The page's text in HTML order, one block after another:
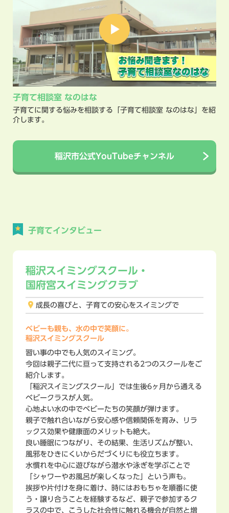
子育て相談室 なのはな
子育てに関する悩みを相談する「子育て相談室 なのはな」を紹
介します。
稲沢市公式YouTubeチャンネル
子育てインタビュー
稲沢スイミングスクール・
国府宮スイミングクラブ
成長の喜びと、子育ての安心をスイミングで
ベビーも親も、水の中で笑顔に。
稲沢スイミングスクール
習い事の中でも人気のスイミング。
今回は親子二代に亘って支持される2つのスクールをご
紹介します。
「稲沢スイミングスクール」では生後6ヶ月から通える
ベビークラスが人気。
心地よい水の中でベビーたちの笑顔が弾けます。
親子で触れ合いながら安心感や信頼関係を育み、リラ
ックス効果や健康面のメリットも絶大。
良い睡眠につながり、その結果、生活リズムが整い、
風邪をひきにくいからだづくりにも役立ちます。
水慣れを中心に遊びながら潜水や泳ぎを学ぶことで
「シャワーやお風呂が楽しくなった」という声も。
挨拶や片付けを身に着け、時にはおもちゃを順番に使
う・譲り合うことを経験するなど、親子で参加するク
ラスの中で、こうした社会性に触れる機会が自然と増